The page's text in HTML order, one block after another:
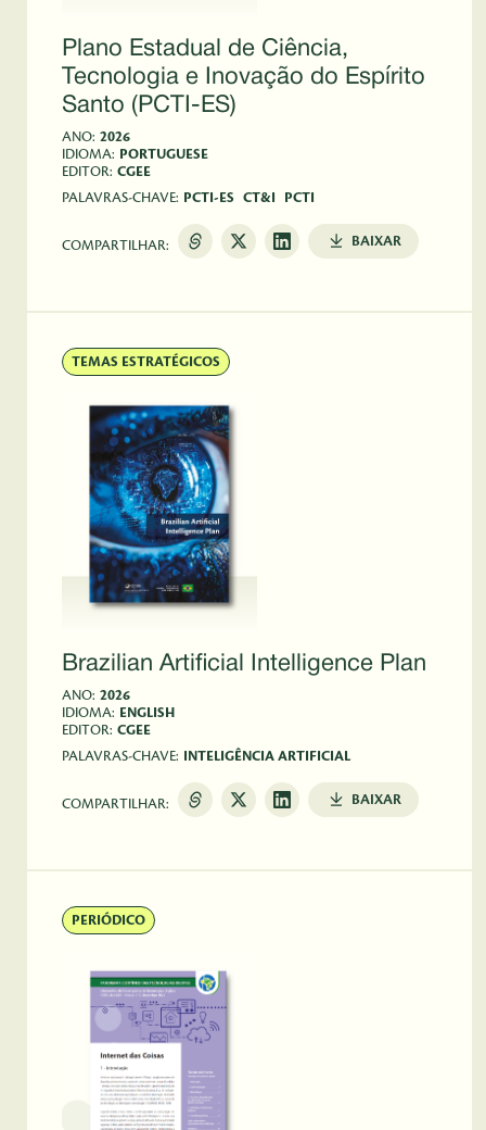
Plano Estadual de Ciência,
Tecnologia e Inovação do Espírito
Santo (PCTI-ES)
ANO: 2026
IDIOMA: PORTUGUESE
EDITOR: CGEE
PALAVRAS-CHAVE: PCTI-ES CT&I PCTI
COMPARTILHAR: BAIXAR
TEMAS ESTRATÉGICOS
Brazilian Artificial Intelligence Plan
ANO: 2026
IDIOMA: ENGLISH
EDITOR: CGEE
PALAVRAS-CHAVE:
INTELIGÊNCIA ARTIFICIAL
COMPARTILHAR: BAIXAR
PERIÓDICO